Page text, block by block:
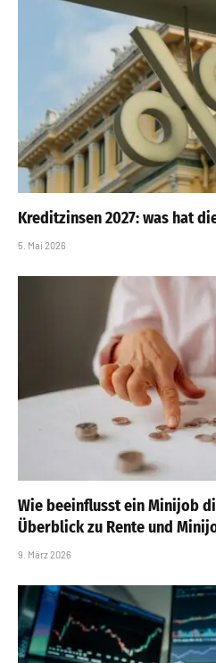
Kreditzinsen 2027: was hat
5. Mai 2026
Wie beeinflusst ein Minijob
Überblick zu Rente und
9. März 2026